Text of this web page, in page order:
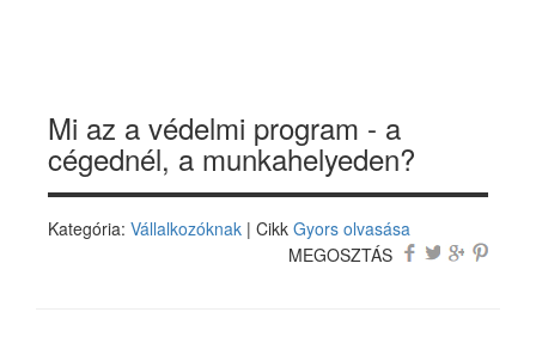
Mi az a védelmi program - a
cégednél, a munkahelyeden?
Kategória: Vállalkozóknak | Cikk Gyors olvasása
MEGOSZTÁS